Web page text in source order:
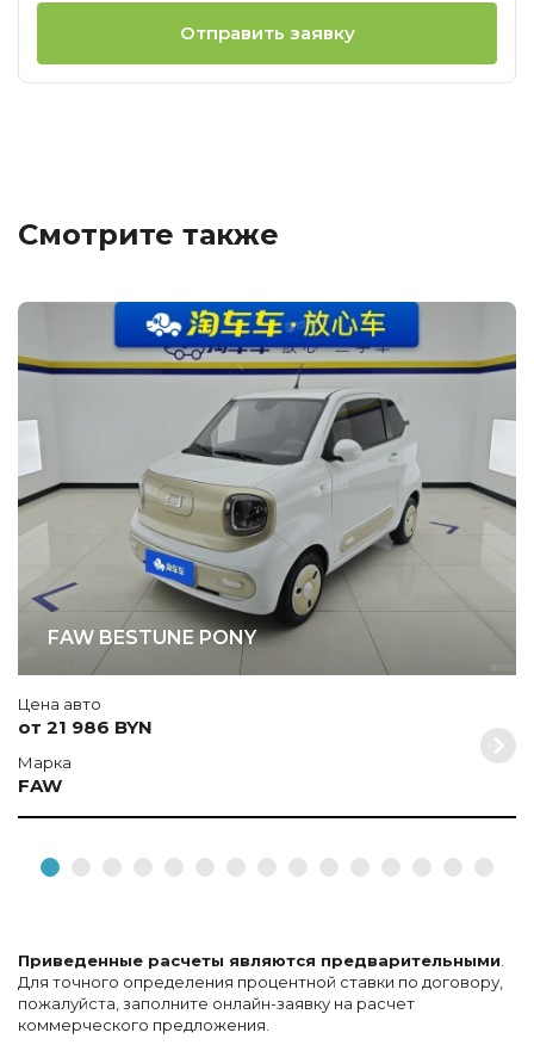
Отправить заявку
Смотрите также
FAW BESTUNE PONY
Цена авто
от 21 986 BYN
Марка
FAW
Приведенные расчеты являются предварительными.
Для точного определения процентной ставки по договору,
пожалуйста, заполните онлайн-заявку на расчет
коммерческого предложения.